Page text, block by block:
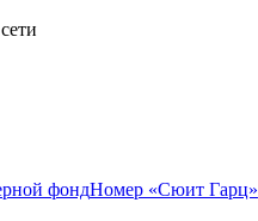
фондНомер «Сюит Гарц»